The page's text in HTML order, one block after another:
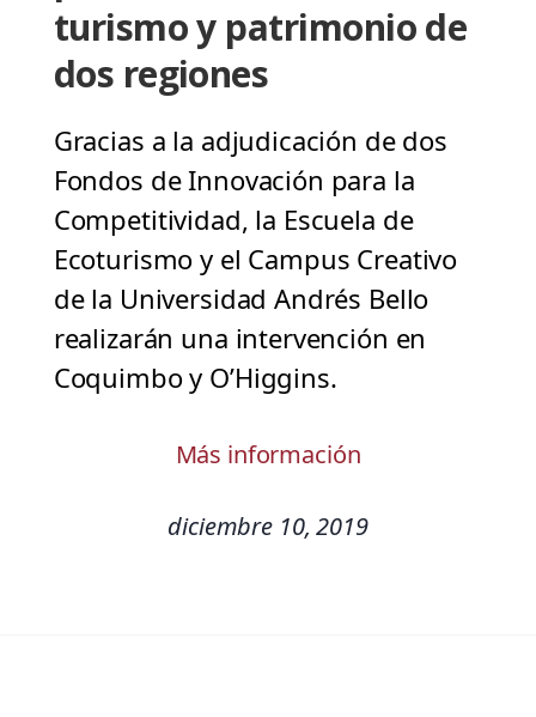
turismo y patrimonio de
dos regiones
Gracias a la adjudicación de dos
Fondos de Innovación para la
Competitividad, la Escuela de
Ecoturismo y el Campus Creativo
de la Universidad Andrés Bello
realizarán una intervención en
Coquimbo y O’Higgins.
Más información
diciembre 10, 2019